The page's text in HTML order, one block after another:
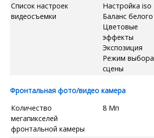
Список настроек
видеосъемки
Настройка iso
Баланс белого
Цветовые
эффекты
Экспозиция
Режим выбора
сцены
Фронтальная фото/видео камера
Количество
мегапикселей
фронтальной камеры
8 Мп